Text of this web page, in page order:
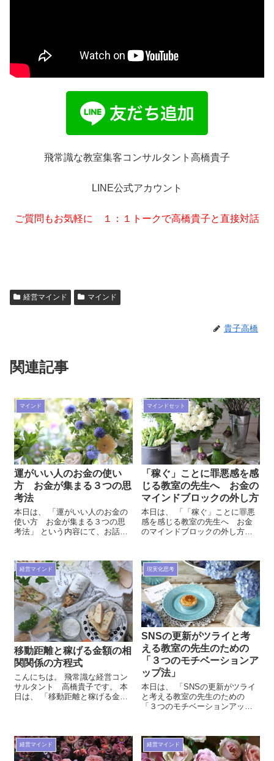
飛常識な教室集客コンサルタント高橋貴子
LINE公式アカウント
ご質問もお気軽に １：１トークで高橋貴子と直接対話
経営マインド マインド
貴子高橋
関連記事
マインド
運がいい人のお金の使い
方 お金が集まる３つの思
考法
本日は、 「運がいい人のお金の
使い方 お金が集まる３つの思
考法」 という内容にて、お話を
橋貴子 LINE公式アカウント ご質
問もお気軽に １：１トークで
高橋...
マインドセット
「稼ぐ」ことに罪悪感を感
じる教室の先生へ お金の
マインドブロックの外し方
本日は、 「「稼ぐ」ことに罪悪
感を感じる教室の先生へ お金
のマインドブロックの外し方」
室集客コンサルタント高橋貴子
LINE公式アカウント ご質問もお
気軽...
経営マインド
移動距離と稼げる金額の相
関関係の方程式
こんにちは。 飛常識な経営コン
サルタント 高橋貴子です。 本
日は、 「移動距離と稼げる金額
客コ...
現実化思考
SNSの更新がツライと考
える教室の先生のための
「３つのモチベーションア
ップ法」
本日は、 「SNSの更新がツライ
と考える教室の先生のための
「３つのモチベーションアップ
識な教室集客コンサルタント高
橋貴子 LINE公式アカウント ご質
問も...
経営マインド 経営マインド